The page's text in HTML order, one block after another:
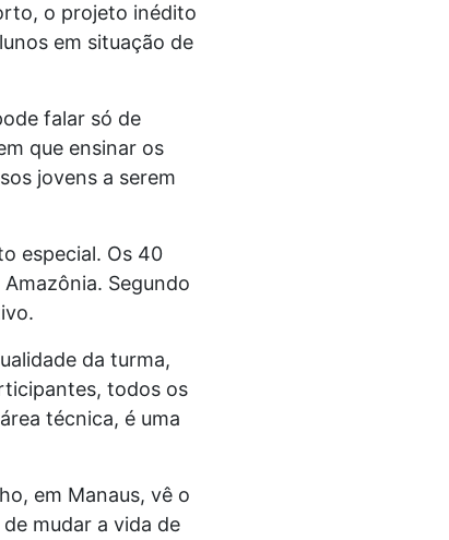
o projeto inédito
em situação de
falar só de
que ensinar os
jovens a serem
especial. Os 40
Segundo
da turma,
todos os
técnica, é uma
em Manaus, vê o
mudar a vida de